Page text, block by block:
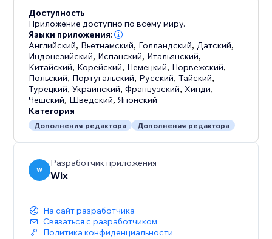
Доступность
Приложение доступно по всему миру.
Языки приложения:
Английский, Вьетнамский, Голландский, Датский,
Индонезийский, Испанский, Итальянский,
Китайский, Корейский, Немецкий, Норвежский,
Польский, Португальский, Русский,Тайский,
Турецкий,Украинский,Французский, Хинди,
Чешский, Шведский,Японский
Категория
Дополнения редактора Дополнения редактора
W
Разработчик приложения
Wix
На сайт разработчика
Связаться с разработчиком
Политика конфиденциальности